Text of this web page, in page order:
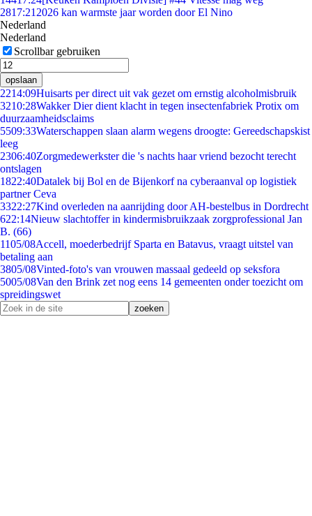
2817:21 2026 kan warmste jaar worden door El Nino
Nederland
Nederland
Scrollbar gebruiken
opslaan
2214:09Huisarts per direct uit vak gezet om ernstig alcoholmisbruik
3210:28Wakker Dier dient klacht in tegen insectenfabriek Protix om
duurzaamheidsclaims
5509:33Waterschappen slaan alarm wegens droogte: Gereedschapskist
leeg
2306:40Zorgmedewerkster die 's nachts haar vriend bezocht terecht
ontslagen
1822:40Datalek bij Bol en de Bijenkorf na cyberaanval op logistiek
partner Ceva
3322:27Kind overleden na aanrijding door AH-bestelbus in Dordrecht
622:14Nieuw slachtoffer in kindermisbruikzaak zorgprofessional Jan
B. (66)
1105/08Accell, moederbedrijf Sparta en Batavus, vraagt uitstel van
betaling aan
3805/08Vinted-foto's van vrouwen massaal gedeeld op seksfora
5005/08Van den Brink zet nog eens 14 gemeenten onder toezicht om
spreidingswet